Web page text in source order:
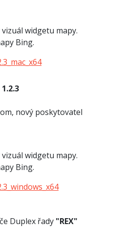
widgetu mapy.
Bing.
nový poskytovatel
widgetu mapy.
Bing.
Duplex řady "REX"